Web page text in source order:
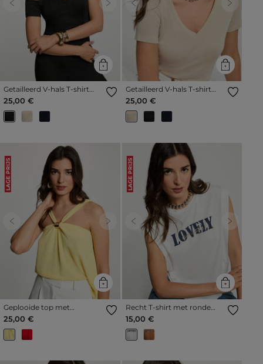
Previous Next
Getailleerd V-hals T-shirt
zwart vrouw
25,00 €
Previous Next
Getailleerd V-hals T-shirt
ivoor vrouw
25,00 €
LAGE PRIJS
Previous Next
Geplooide top met
opstaande kraag jute vrouw
25,00 €
LAGE PRIJS
Previous Next
Recht T-shirt met ronde
hals helder wit vrouw
15,00 €